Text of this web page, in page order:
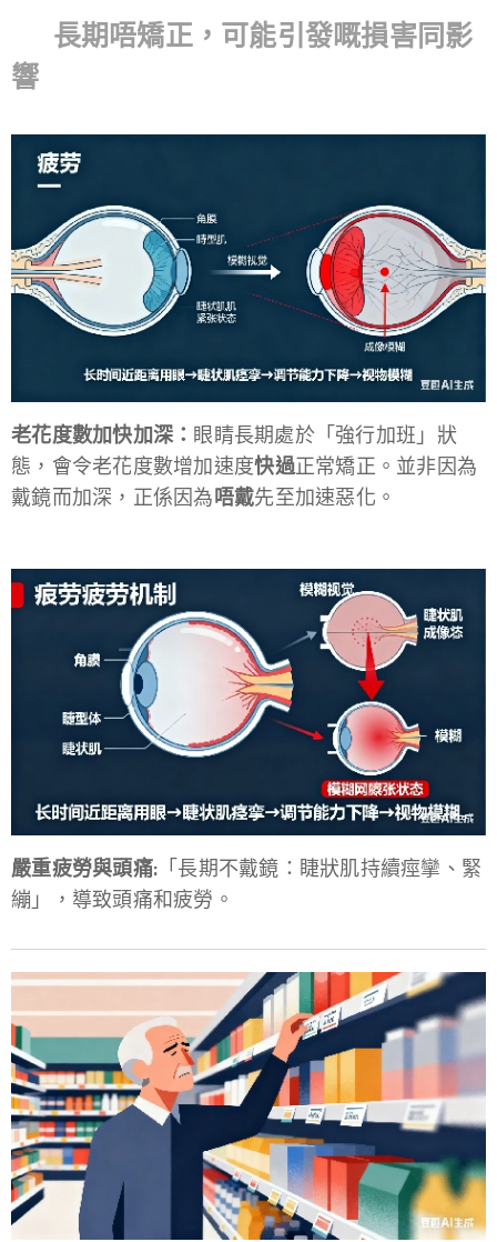
📉 長期唔矯正，可能引發嘅損害同影
響
老花度數加快加深： 眼睛長期處於「強行加班」狀
態，會令老花度數增加速度快過正常矯正。並非因為
戴鏡而加深，正係因為唔戴先至加速惡化。
嚴重疲勞與頭痛: 「長期不戴鏡：睫狀肌持續痙攣、緊
繃」，導致頭痛和疲勞。